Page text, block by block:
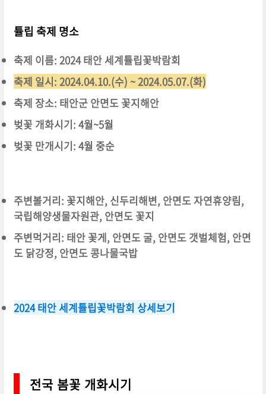
튤립 축제 명소
축제 이름: 2024 태안 세계튤립꽃박람회
축제 일시: 2024.04.10.(수) ~ 2024.05.07.(화)
축제 장소: 태안군 안면도 꽃지해안
벚꽃 개화시기: 4월~5월
벚꽃 만개시기: 4월 중순
주변볼거리: 꽃지해안, 신두리해변, 안면도 자연휴양림,
국립해양생물자원관, 안면도 꽃지
주변먹거리: 태안 꽃게, 안면도 굴, 안면도 갯벌체험, 안면
도 닭강정, 안면도 콩나물국밥
2024 태안 세계튤립꽃박람회 상세보기
전국 봄꽃 개화시기